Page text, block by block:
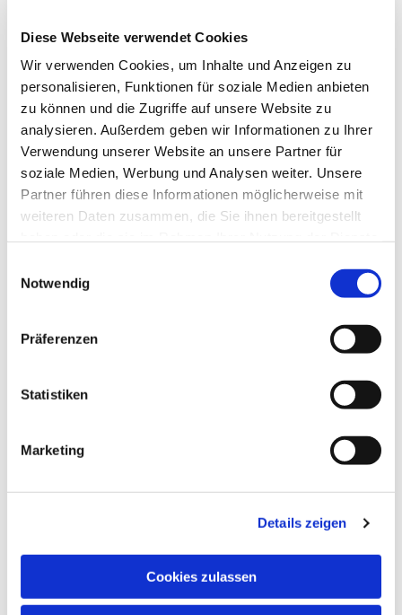
Diese Webseite verwendet Cookies
Wir verwenden Cookies, um Inhalte und Anzeigen zu
personalisieren, Funktionen für soziale Medien anbieten
zu können und die Zugriffe auf unsere Website zu
analysieren. Außerdem geben wir Informationen zu Ihrer
Verwendung unserer Website an unsere Partner für
soziale Medien, Werbung und Analysen weiter. Unsere
Partner führen diese Informationen möglicherweise mit
weiteren Daten zusammen, die Sie ihnen bereitgestellt
Notwendig
Präferenzen
Statistiken
Marketing
Details zeigen
Cookies zulassen
Zwischendurch treffen wir uns am Stand der
Jungen Nordkirche bei Fritz und Franzi im Zentrum
Junge Menschen. Wir freuen uns auf spannende
Diskussionen, neue Anregungen und viel Musik.